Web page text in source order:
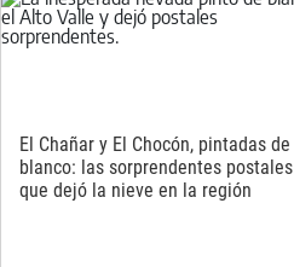
El Chañar y El Chocón, pintadas de
blanco: las sorprendentes postales
que dejó la nieve en la región